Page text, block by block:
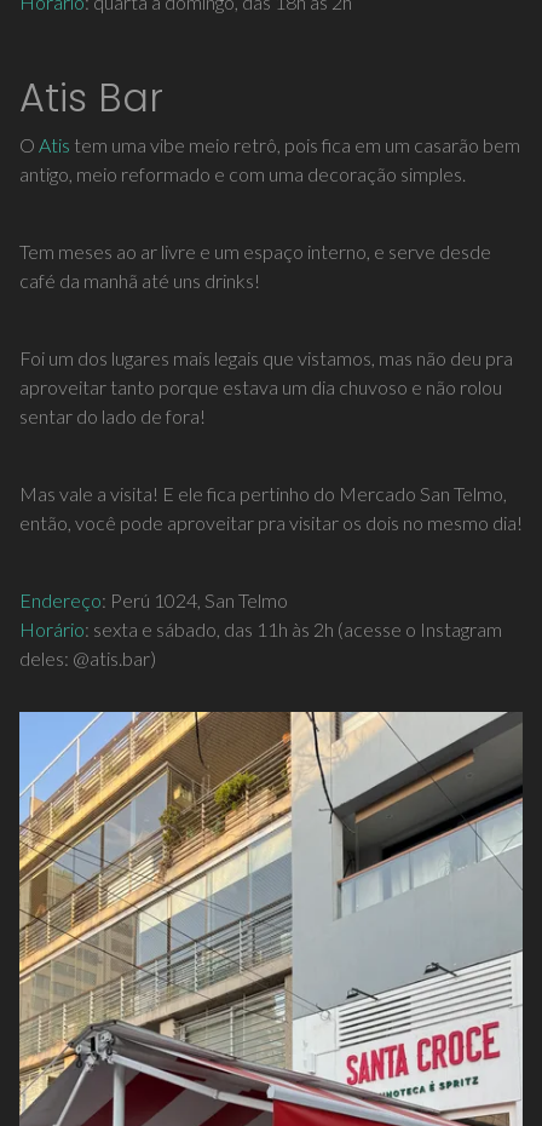
Atis Bar
O Atis tem uma vibe meio retrô, pois fica em um casarão bem
antigo, meio reformado e com uma decoração simples.
Tem meses ao ar livre e um espaço interno, e serve desde
café da manhã até uns drinks!
Foi um dos lugares mais legais que vistamos, mas não deu pra
aproveitar tanto porque estava um dia chuvoso e não rolou
sentar do lado de fora!
Mas vale a visita! E ele fica pertinho do Mercado San Telmo,
então, você pode aproveitar pra visitar os dois no mesmo dia!
Endereço: Perú 1024, San Telmo
Horário: sexta e sábado, das 11h às 2h (acesse o Instagram
deles: @atis.bar)